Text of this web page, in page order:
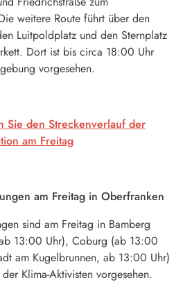
weitere Route führt über den
Luitpoldplatz und den Sternplatz
Dort ist bis circa 18:00 Uhr
vorgesehen.
Sie den Streckenverlauf der
am Freitag
am Freitag in Oberfranken
sind am Freitag in Bamberg
13:00 Uhr), Coburg (ab 13:00
am Kugelbrunnen, ab 13:00 Uhr)
Klima-Aktivisten vorgesehen.